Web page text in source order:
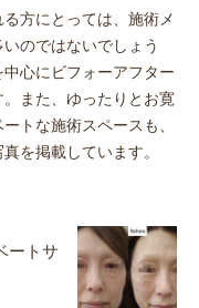
方にとっては、施術メ
のではないでしょう
心にビフォーアフター
また、ゆったりとお寛
トな施術スペースも、
を掲載しています。
ートサ